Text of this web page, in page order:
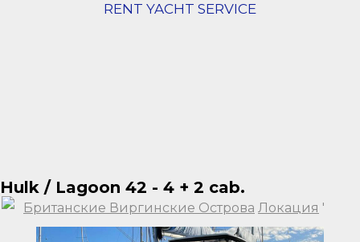
RENT YACHT SERVICE
Hulk / Lagoon 42 - 4 + 2 cab.
Британские Виргинские Острова Локация '